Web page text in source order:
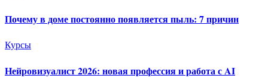
Почему в доме постоянно появляется пыль: 7 причин
Курсы
Нейровизуалист 2026: новая профессия и работа с AI